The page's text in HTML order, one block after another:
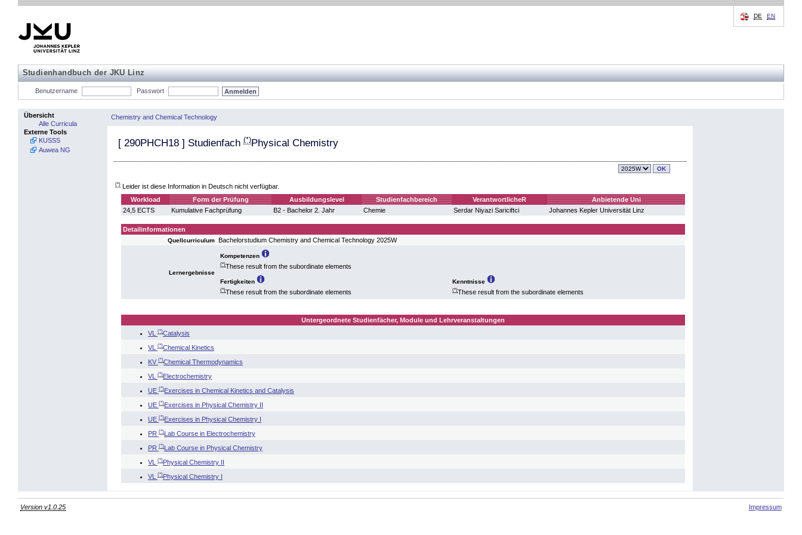
Studienhandbuch der JKU Linz
DE EN
Benutzername Passwort
Übersicht
Alle Curricula
Externe Tools
KUSSS
Auwea NG
Chemistry and Chemical Technology
[ 290PHCH18 ] Studienfach (*)Physical Chemistry
(*) Leider ist diese Information in Deutsch nicht verfügbar.
Workload
Form der Prüfung Ausbildungslevel Studienfachbereich VerantwortlicheR
Anbietende Uni
24,5 ECTS
Kumulative Fachprüfung B2 - Bachelor 2. Jahr Chemie Serdar Niyazi Sariciftci Johannes Kepler Universität Linz
Detailinformationen
Quellcurriculum Bachelorstudium Chemistry and Chemical Technology 2025W
Lernergebnisse
Kompetenzen
(*)These result from the subordinate elements
Fertigkeiten Kenntnisse
(*)These result from the subordinate elements (*)These result from the subordinate elements
Untergeordnete Studienfächer, Module und Lehrveranstaltungen
VL
(*)Catalysis
VL
(*)Chemical Kinetics
KV (*)Chemical Thermodynamics
VL
(*)Electrochemistry
UE (*)Exercises in Chemical Kinetics and Catalysis
UE (*)Exercises in Physical Chemistry II
UE (*)Exercises in Physical Chemistry I
PR (*)Lab Course in Electrochemistry
PR (*)Lab Course in Physical Chemistry
VL
(*)Physical Chemistry II
VL
(*)Physical Chemistry I
Version v1.0.25 Impressum